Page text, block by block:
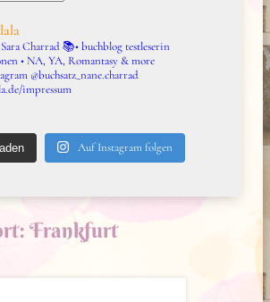
Charrad📚• buchblog testleserin
• NA, YA, Romantasy & more
@buchsatz_nane.charrad
impressum
Auf Instagram folgen
Frankfurt